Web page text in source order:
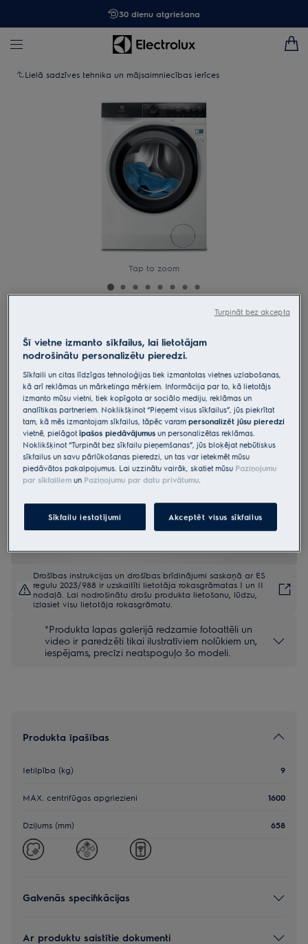
30 dienu atgriešana
Lielā sadzīves tehnika un mājsaimniecības ierīces
Tap to zoom
Veļas mašīna , 700.sērija
„SteamCare“ , ar „UniversalDose“
funkciju un tvaika programmu, ,
ietilpība 9kg
4.9 (34)
Ražojuma informācijas lapa
Priekšrocības
700. sērijas veļas mazgājamā mašīna "SteamCare" ļauj atsvaidzināt
apģērbu bez mazgāšanas.
Drošības instrukcijas un drošības brīdinājumi saskaņā ar ES
regulu 2023/988 ir uzskaitīti lietotāja rokasgrāmatas I un II
nodaļā. Lai nodrošinātu drošu produkta lietošanu, lūdzu,
izlasiet visu lietotāja rokasgrāmatu.
*Produkta lapas galerijā redzamie fotoattēli un
video ir paredzēti tikai ilustratīviem nolūkiem un,
iespējams, precīzi neatspoguļo šo modeli.
Produkta īpašības
Ietilpība (kg) 9
MAX. centrifūgas apgriezieni 1600
Dziļums (mm) 658
Galvenās specifikācijas
Ar produktu saistītie dokumenti
Šī vietne izmanto sīkfailus, lai lietotājam
nodrošinātu personalizētu pieredzi.
Sīkfaili un citas līdzīgas tehnoloģijas tiek izmantotas vietnes uzlabošanas,
kā arī reklāmas un mārketinga mērķiem. Informācija par to, kā lietotājs
izmanto mūsu vietni, tiek kopīgota ar sociālo mediju, reklāmas un
analītikas partneriem. Noklikšķinot “Pieņemt visus sīkfailus”, jūs piekrītat
tam, kā mēs izmantojam sīkfailus, tāpēc varampersonalizēt jūsu pieredzi
vietnē, pielāgotīpašos piedāvājumus un personalizētas reklāmas.
Noklikšķinot “Turpināt bez sīkfailu pieņemšanas”, jūs bloķējat nebūtiskus
sīkfailus un savu pārlūkošanas pieredzi, un tas var ietekmēt mūsu
piedāvātos pakalpojumus. Lai uzzinātu vairāk, skatiet mūsu Paziņojumu
par sīkfailiem un Paziņojumu par datu privātumu.
Sīkfailu iestatījumi Akceptēt visus sīkfailus
Turpināt bez akcepta